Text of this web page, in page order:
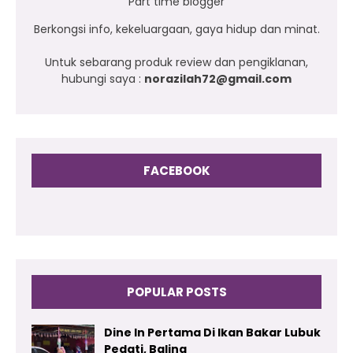
Berkongsi info, kekeluargaan, gaya hidup dan minat.
Untuk sebarang produk review dan pengiklanan,
hubungi saya : norazilah72@gmail.com
FACEBOOK
POPULAR POSTS
Dine In Pertama Di Ikan Bakar Lubuk
Pedati, Baling